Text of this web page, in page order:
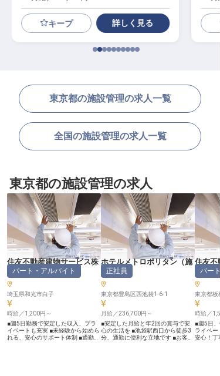
キープ 詳しく見る
東京都の施設管理の求人一覧
全国の施設管理の求人一覧
東京都の施設管理の求人
住友不動産建物サービス株
式会社（ 施設管理 ）
パート・アルバイト
埼玉県和光市白子
時給／1,200円～
■週5日勤務で安定した収入、プラ
イベートも充実 ■未経験から始めら
れる、安心のサポート体制 ■通勤手
ホテルメトロポリタン （施
設管理）
正社員
東京都豊島区西池袋1-6-1
月給／236,700円～
■安定した月給と年2回の賞与で安
心の生活を ■池袋駅西口から徒歩3
分、通勤に便利な立地です ■お客様
住友不
式会社
パー
東京都板
時給／
■週5日
ライベー
安心！丁